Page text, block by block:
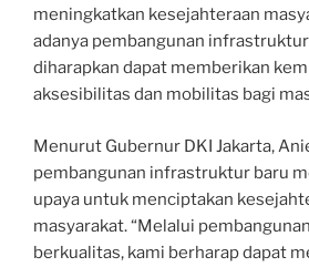
meningkatkan kesejahteraan
adanya pembangunan
diharapkan dapat memberikan
aksesibilitas dan mobilitas bagi
Menurut Gubernur DKI Jakarta,
pembangunan infrastruktur baru
upaya untuk menciptakan
masyarakat. “Melalui
berkualitas, kami berharap dapat